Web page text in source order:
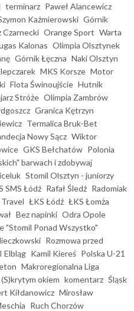
terminarz Paweł Alancewicz
Kaźmierowski Górnik
Czarnecki Orange Sport Warta
Kalonas Olimpia Olsztynek
Górnik Łęczna Naki Olsztyn
MKS Korsze Motor
Flota Świnoujście Hutnik
Stróże Olimpia Zambrów
Granica Kętrzyn
Termalica Bruk-Bet
Nowy Sącz Wiktor
GKS Bełchatów Polonia
barwach i zdobywaj
Stomil Olsztyn - juniorzy
SMS Łódź Rafał Śledź Radomiak
ŁKS Łódź ŁKS Łomża
Bez napinki Odra Opole
"Stomil Ponad Wszystko"
Rozmowa przed
Elbląg Kamil Kiereś Polska U-21
Makroregionalna Liga
(S)krytym okiem komentarz Śląsk
Kiłdanowicz Mirosław
Ruch Chorzów